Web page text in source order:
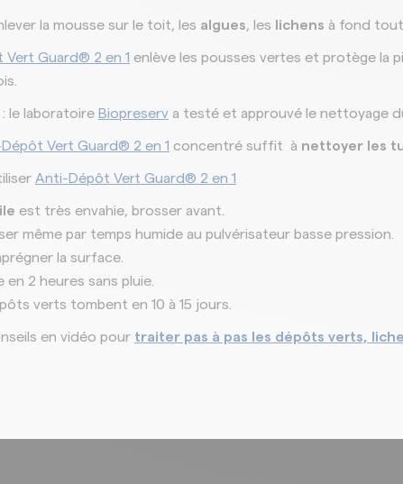
la mousse sur le toit, les algues, les lichens à fond tout
Guard® 2 en 1 enlève les pousses vertes et protège la
: le laboratoire Biopreserv a testé et approuvé le nettoyage
Vert Guard® 2 en 1 concentré suffit à nettoyer les
Anti-Dépôt Vert Guard® 2 en 1
est très envahie, brosser avant.
même par temps humide au pulvérisateur basse pression.
la surface.
en 2 heures sans pluie.
verts tombent en 10 à 15 jours.
en vidéo pour traiter pas à pas les dépôts verts,